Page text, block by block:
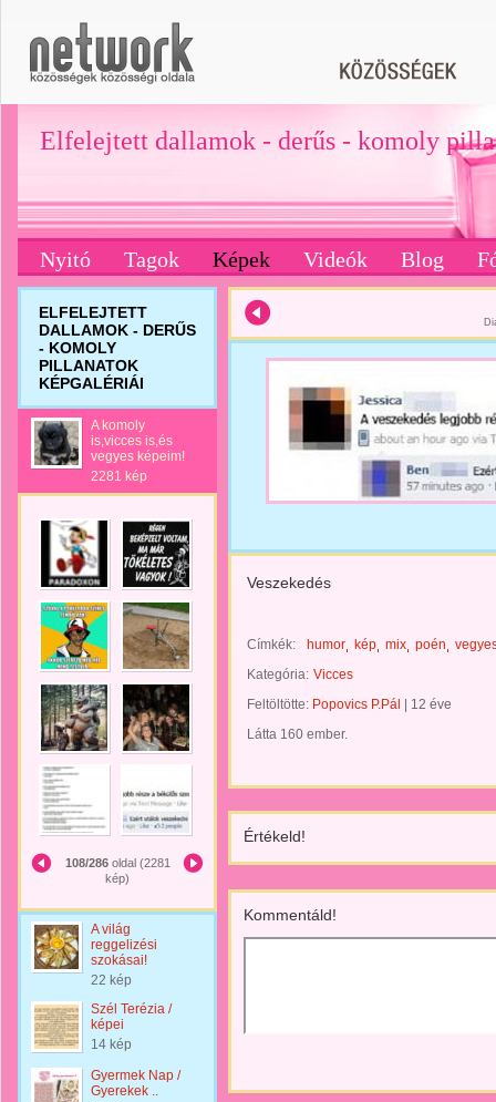
Elfelejtett dallamok - derűs - komoly
Nyitó Tagok Képek Videók Blog
ELFELEJTETT
DALLAMOK - DERŰS
- KOMOLY
PILLANATOK
KÉPGALÉRIÁI
A komoly
is,vicces is,és
vegyes képeim!
2281 kép
108/286oldal (2281
kép)
A világ
reggelizési
szokásai!
22 kép
Szél Terézia /
képei
14 kép
Gyermek Nap /
Gyerekek ..
Veszekedés
Címkék: humor kép mix poén
Kategória: Vicces
Feltöltötte: Popovics P.Pál
12 éve
Látta 160 ember.
Értékeld!
Kommentáld!